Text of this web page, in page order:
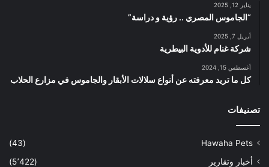
يناير 12, 2025
“الجاموس المصري .. رؤية و دراسة”
أبريل 7, 2025
شركة غنام للأدوية البيطرية
أغسطس 15, 2024
كل ما تريد معرفته عن أنواع سلالات الأبقار والجاموس في مزارع الحلاب
تصنيفات
Hawaha Pets
(43)
أخبار وتقارير
(5٬422)